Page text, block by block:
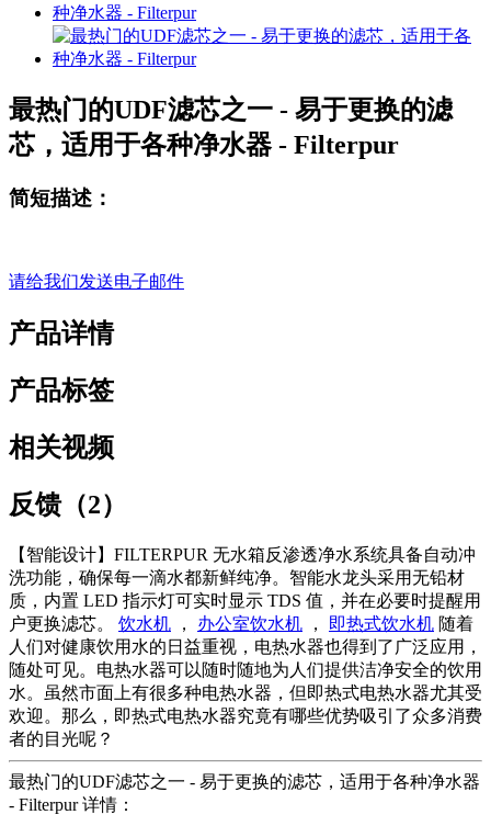
最热门的UDF滤芯之一 - 易于更换的滤
芯，适用于各种净水器 - Filterpur
简短描述：
请给我们发送电子邮件
产品详情
产品标签
相关视频
反馈（2）
【智能设计】FILTERPUR 无水箱反渗透净水系统具备自动冲
洗功能，确保每一滴水都新鲜纯净。智能水龙头采用无铅材
质，内置 LED 指示灯可实时显示 TDS 值，并在必要时提醒用
户更换滤芯。 饮水机 ， 办公室饮水机 ， 即热式饮水机 随着
人们对健康饮用水的日益重视，电热水器也得到了广泛应用，
随处可见。电热水器可以随时随地为人们提供洁净安全的饮用
水。虽然市面上有很多种电热水器，但即热式电热水器尤其受
欢迎。那么，即热式电热水器究竟有哪些优势吸引了众多消费
者的目光呢？
最热门的UDF滤芯之一 - 易于更换的滤芯，适用于各种净水器
- Filterpur 详情：